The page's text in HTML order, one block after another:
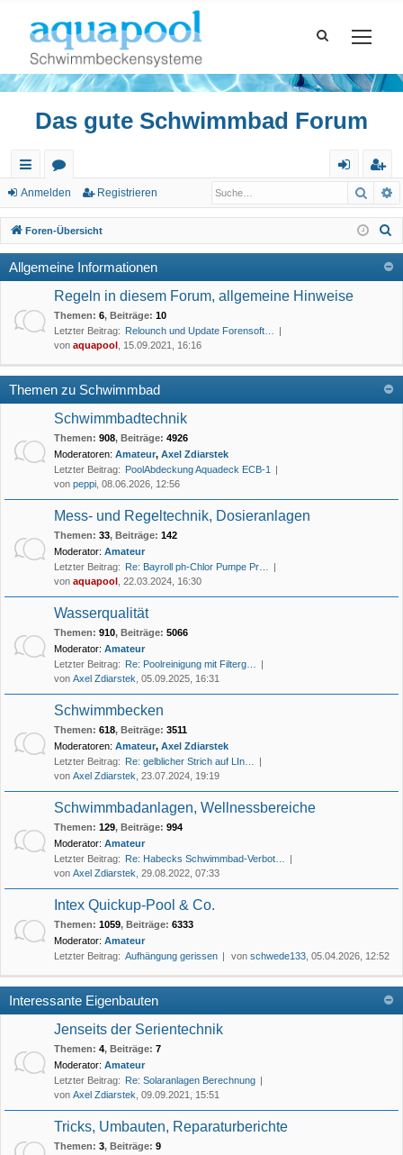
Das gute Schwimmbad Forum
ch
ne
llz
ug
or
en m
el
n
eg
ist
rie
Anmelden Registrieren
Foren-Übersicht
Allgemeine Informationen
Regeln in diesem Forum, allgemeine Hinweise
Themen: 6, Beiträge: 10
Letzter Beitrag: Relounch und Update Forensoft…
von aquapool , 15.09.2021, 16:16
Themen zu Schwimmbad
Schwimmbadtechnik
Themen: 908, Beiträge: 4926
Moderatoren: Amateur, Axel Zdiarstek
Letzter Beitrag: PoolAbdeckung Aquadeck ECB-1
von peppi , 08.06.2026, 12:56
Mess- und Regeltechnik, Dosieranlagen
Themen: 33, Beiträge: 142
Moderator: Amateur
Letzter Beitrag: Re: Bayroll ph-Chlor Pumpe Pr…
von aquapool , 22.03.2024, 16:30
Wasserqualität
Themen: 910, Beiträge: 5066
Moderator: Amateur
Letzter Beitrag: Re: Poolreinigung mit Filterg…
von Axel Zdiarstek , 05.09.2025, 16:31
Schwimmbecken
Themen: 618, Beiträge: 3511
Moderatoren: Amateur, Axel Zdiarstek
Letzter Beitrag: Re: gelblicher Strich auf LIn…
von Axel Zdiarstek , 23.07.2024, 19:19
Schwimmbadanlagen, Wellnessbereiche
Themen: 129, Beiträge: 994
Moderator: Amateur
Letzter Beitrag: Re: Habecks Schwimmbad-Verbot…
von Axel Zdiarstek , 29.08.2022, 07:33
Intex Quickup-Pool & Co.
Themen: 1059, Beiträge: 6333
Moderator: Amateur
Letzter Beitrag: Aufhängung gerissen von schwede133 , 05.04.2026, 12:52
Interessante Eigenbauten
Jenseits der Serientechnik
Themen: 4, Beiträge: 7
Moderator: Amateur
Letzter Beitrag: Re: Solaranlagen Berechnung
von Axel Zdiarstek , 09.09.2021, 15:51
Tricks, Umbauten, Reparaturberichte
Themen: 3, Beiträge: 9